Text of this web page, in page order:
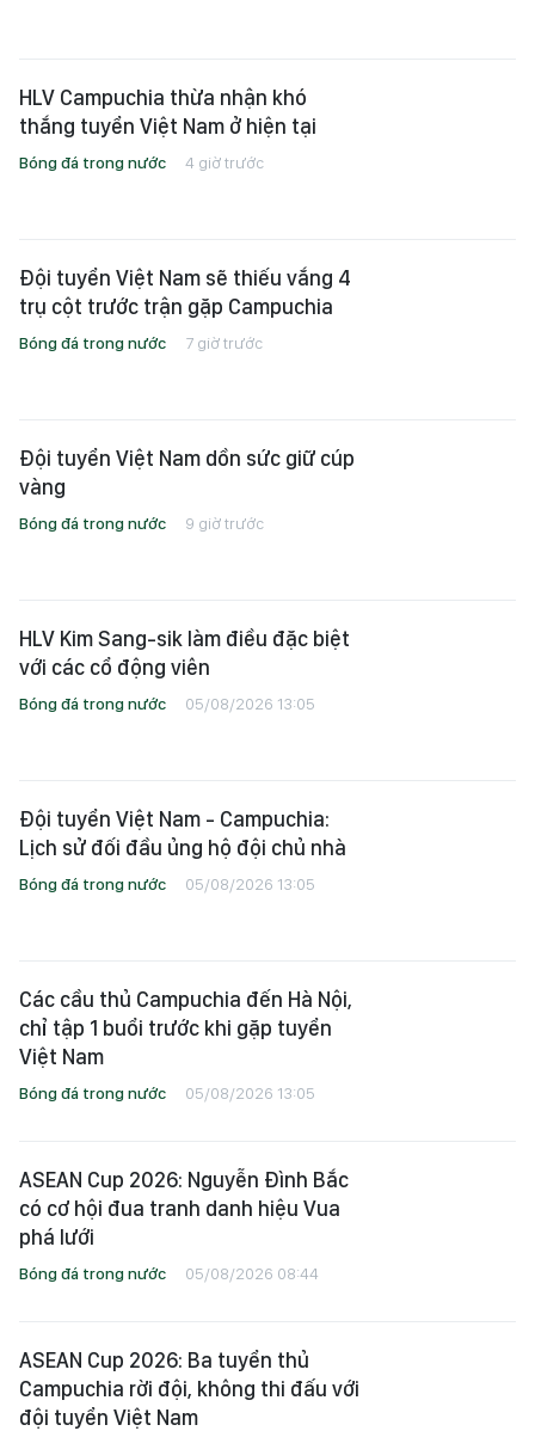
HLV Campuchia thừa nhận khó
thắng tuyển Việt Nam ở hiện tại
Bóng đá trong nước 4 giờ trước
Đội tuyển Việt Nam sẽ thiếu vắng 4
trụ cột trước trận gặp Campuchia
Bóng đá trong nước 7 giờ trước
Đội tuyển Việt Nam dồn sức giữ cúp
vàng
Bóng đá trong nước 9 giờ trước
HLV Kim Sang-sik làm điều đặc biệt
với các cổ động viên
Bóng đá trong nước 05/08/2026 13:05
Đội tuyển Việt Nam - Campuchia:
Lịch sử đối đầu ủng hộ đội chủ nhà
Bóng đá trong nước 05/08/2026 13:05
Các cầu thủ Campuchia đến Hà Nội,
chỉ tập 1 buổi trước khi gặp tuyển
Việt Nam
Bóng đá trong nước 05/08/2026 13:05
ASEAN Cup 2026: Nguyễn Đình Bắc
có cơ hội đua tranh danh hiệu Vua
phá lưới
Bóng đá trong nước 05/08/2026 08:44
ASEAN Cup 2026: Ba tuyển thủ
Campuchia rời đội, không thi đấu với
đội tuyển Việt Nam